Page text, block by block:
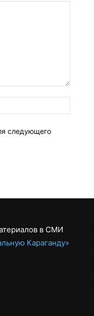
Сайт:
следующего
в СМИ
Караганду»